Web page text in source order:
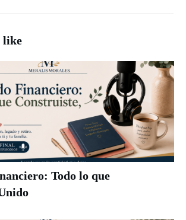
like
Todo lo que